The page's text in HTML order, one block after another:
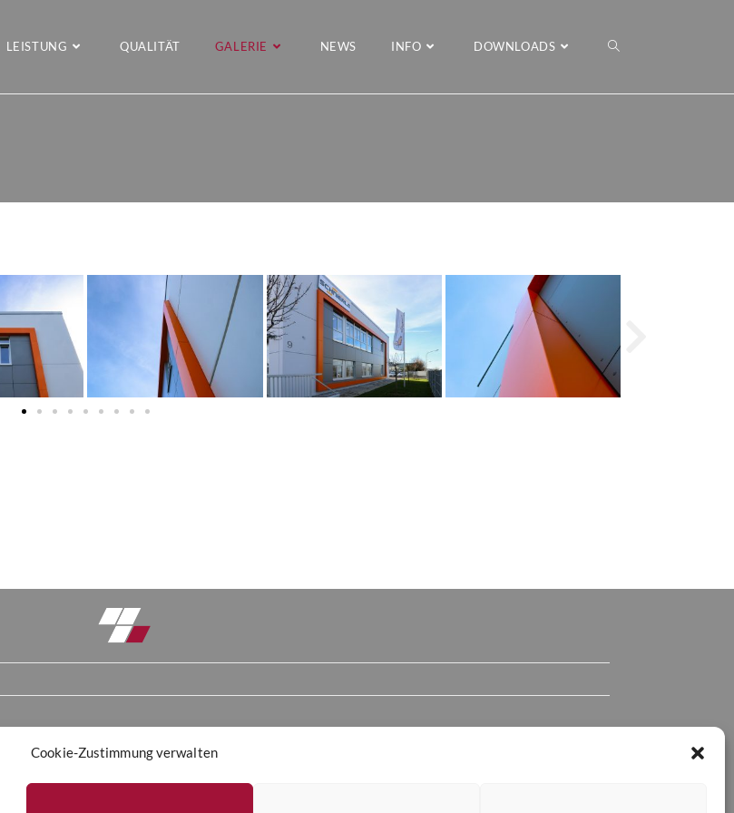
Cookie-Zustimmung verwalten
LEISTUNG QUALITÄT GALERIE NEWS INFO DOWNLOADS